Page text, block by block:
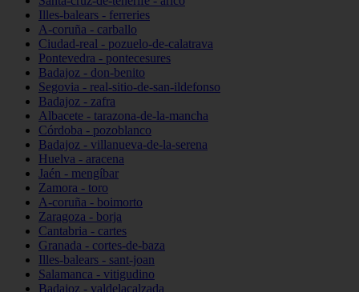
Illes-balears - ferreries
A-coruña - carballo
Ciudad-real - pozuelo-de-calatrava
Pontevedra - pontecesures
Badajoz - don-benito
Segovia - real-sitio-de-san-ildefonso
Badajoz - zafra
Albacete - tarazona-de-la-mancha
Córdoba - pozoblanco
Badajoz - villanueva-de-la-serena
Huelva - aracena
Jaén - mengíbar
Zamora - toro
A-coruña - boimorto
Zaragoza - borja
Cantabria - cartes
Granada - cortes-de-baza
Illes-balears - sant-joan
Salamanca - vitigudino
Badajoz - valdelacalzada